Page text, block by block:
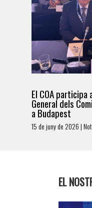
El COA participa
General dels
a Budapest
15 de juny de 2026 |
EL